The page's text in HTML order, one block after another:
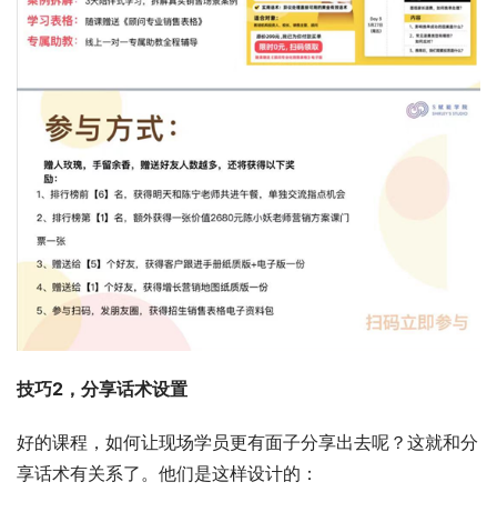
技巧2，分享话术设置
好的课程，如何让现场学员更有面子分享出去呢？这就和分
享话术有关系了。他们是这样设计的：